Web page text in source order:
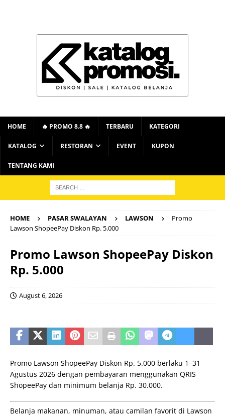
HOME 🔥 PROMO 8.8 🔥 TERBARU KATEGORI
KATALOG RESTORAN EVENT KUPON
TENTANG KAMI
HOME PASAR SWALAYAN LAWSON
Promo
Lawson ShopeePay Diskon Rp. 5.000
Promo Lawson ShopeePay Diskon
Rp. 5.000
August 6, 2026
Promo Lawson ShopeePay Diskon Rp. 5.000 berlaku 1–31
Agustus 2026 dengan pembayaran menggunakan QRIS
ShopeePay dan minimum belanja Rp. 30.000.
Belanja makanan, minuman, atau camilan favorit di Lawson